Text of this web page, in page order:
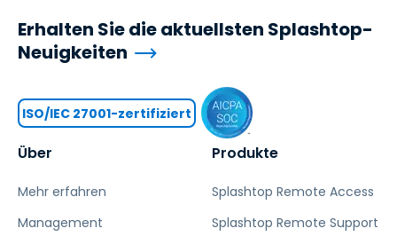
Über
Mehr erfahren
Management
Produkte
Splashtop Remote Access
Splashtop Remote Support
Erhalten Sie die aktuellsten Splashtop-
Neuigkeiten
ISO/IEC 27001-zertifiziert